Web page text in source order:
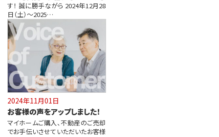
す！ 誠に勝手ながら 2024年12月28
日（土）～2025…
2024年11月01日
お客様の声をアップしました！
マイホームご購入、不動産のご売却
でお手伝いさせていただいたお客様